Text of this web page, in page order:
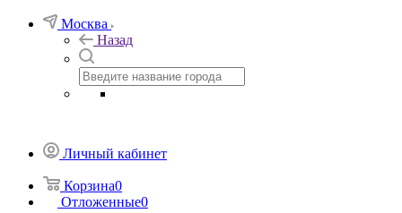
Москва
Назад
Личный кабинет
Корзина0
Отложенные0